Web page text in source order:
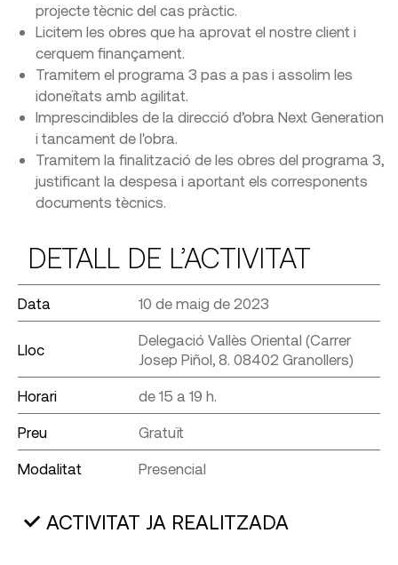
projecte tècnic del cas pràctic.
Licitem les obres que ha aprovat el nostre client i
cerquem finançament.
Tramitem el programa 3 pas a pas i assolim les
idoneïtats amb agilitat.
Imprescindibles de la direcció d’obra Next Generation
i tancament de l'obra.
Tramitem la finalització de les obres del programa 3,
justificant la despesa i aportant els corresponents
documents tècnics.
DETALL DE L’ACTIVITAT
Data 10 de maig de 2023
Lloc
Delegació Vallès Oriental (Carrer
Josep Piñol, 8. 08402 Granollers)
Horari de 15 a 19 h.
Preu Gratuït
Modalitat Presencial
ACTIVITAT JA REALITZADA